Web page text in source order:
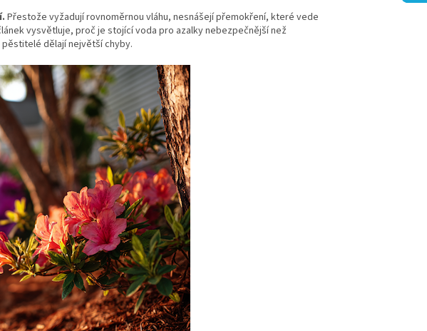
Přestože vyžadují rovnoměrnou vláhu, nesnášejí přemokření, které vede
vysvětluje, proč je stojící voda pro azalky nebezpečnější než
dělají největší chyby.